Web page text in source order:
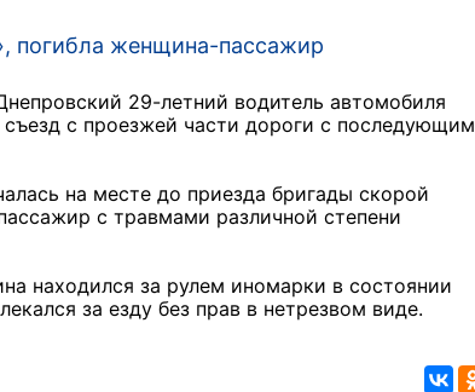
погибла женщина-пассажир
29-летний водитель автомобиля
с проезжей части дороги с последующим
на месте до приезда бригады скорой
с травмами различной степени
находился за рулем иномарки в состоянии
за езду без прав в нетрезвом виде.